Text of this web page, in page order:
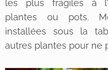
les plus fragiles à
plantes ou pots.
installées sous la
autres plantes pour ne